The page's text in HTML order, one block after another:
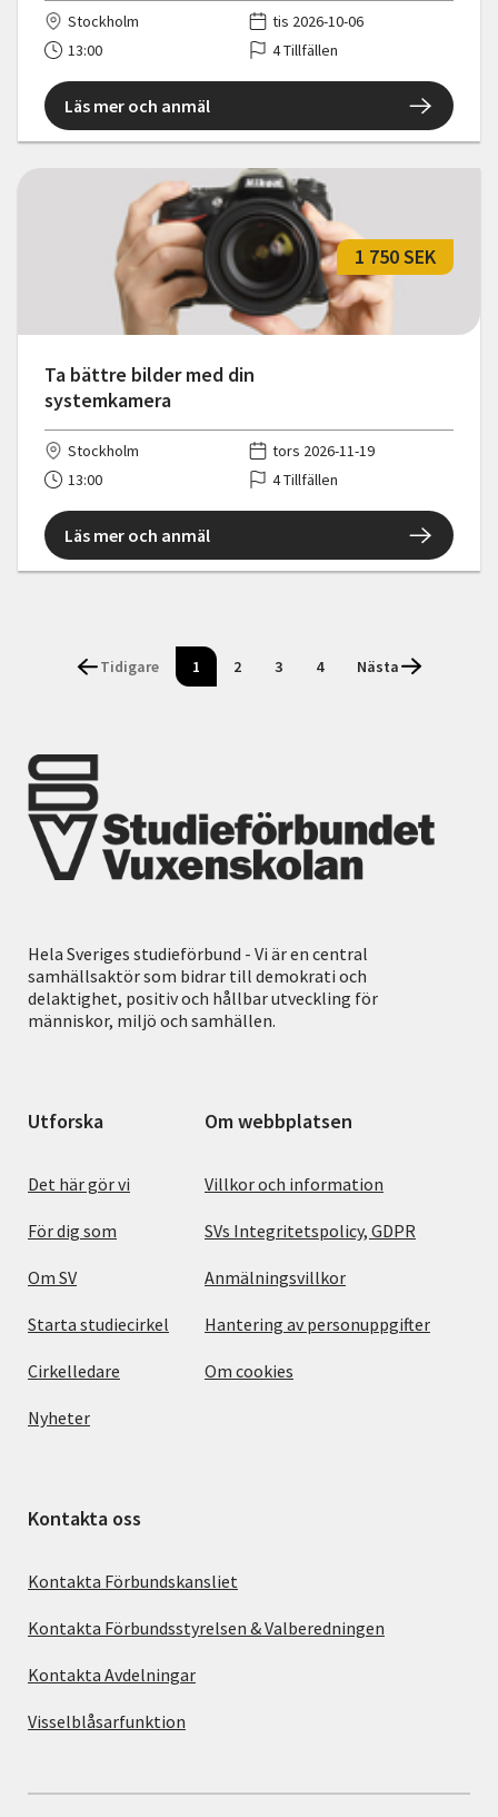
Stockholm
tis 2026-10-06
13:00
4 Tillfällen
Läs mer och anmäl
Ta bättre bilder med din
systemkamera
1 750 SEK
Stockholm
tors 2026-11-19
13:00
4 Tillfällen
Läs mer och anmäl
Tidigare 1 2 3 4 Nästa
Hela Sveriges studieförbund - Vi är en central
samhällsaktör som bidrar till demokrati och
delaktighet, positiv och hållbar utveckling för
människor, miljö och samhällen.
Utforska
Det här gör vi
För dig som
Om SV
Starta studiecirkel
Cirkelledare
Nyheter
Om webbplatsen
Villkor och information
SVs Integritetspolicy, GDPR
Anmälningsvillkor
Hantering av personuppgifter
Om cookies
Kontakta oss
Kontakta Förbundskansliet
Kontakta Förbundsstyrelsen & Valberedningen
Kontakta Avdelningar
Visselblåsarfunktion